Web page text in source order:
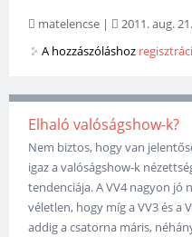
matelencse | 2011. aug.
A hozzászóláshoz
Elhaló valóságshow-k?
Nem biztos, hogy van
igaz a valóságshow-k
tendenciája. A VV4 nagyon
véletlen, hogy míg a VV3 és
addig a csatorna máris,